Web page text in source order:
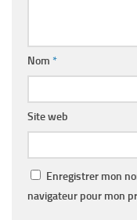
Nom *
Site web
Enregistrer mon
navigateur pour mon